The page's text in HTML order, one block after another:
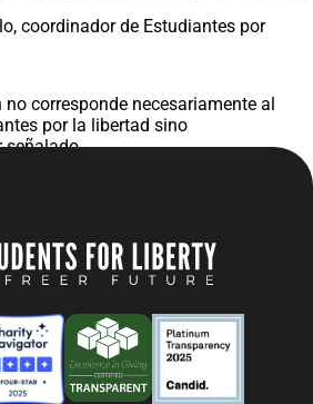
coordinador de Estudiantes por
corresponde necesariamente al
por la libertad sino
señalado.